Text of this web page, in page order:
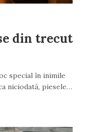
din trecut
special în inimile
niciodată, piesele…